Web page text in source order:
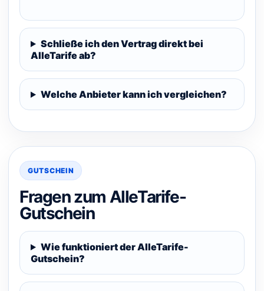
Schließe ich den Vertrag direkt bei
AlleTarife ab?
Welche Anbieter kann ich vergleichen?
GUTSCHEIN
Fragen zum AlleTarife-
Gutschein
Wie funktioniert der AlleTarife-
Gutschein?